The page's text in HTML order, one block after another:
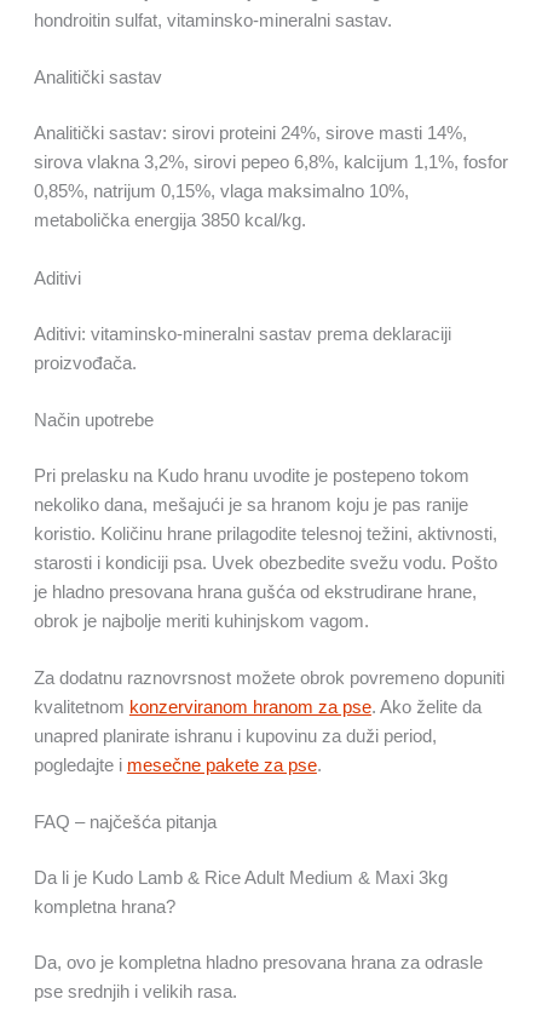
hondroitin sulfat, vitaminsko-mineralni sastav.
Analitički sastav
Analitički sastav: sirovi proteini 24%, sirove masti 14%,
sirova vlakna 3,2%, sirovi pepeo 6,8%, kalcijum 1,1%, fosfor
0,85%, natrijum 0,15%, vlaga maksimalno 10%,
metabolička energija 3850 kcal/kg.
Aditivi
Aditivi: vitaminsko-mineralni sastav prema deklaraciji
proizvođača.
Način upotrebe
Pri prelasku na Kudo hranu uvodite je postepeno tokom
nekoliko dana, mešajući je sa hranom koju je pas ranije
koristio. Količinu hrane prilagodite telesnoj težini, aktivnosti,
starosti i kondiciji psa. Uvek obezbedite svežu vodu. Pošto
je hladno presovana hrana gušća od ekstrudirane hrane,
obrok je najbolje meriti kuhinjskom vagom.
Za dodatnu raznovrsnost možete obrok povremeno dopuniti
kvalitetnom konzerviranom hranom za pse. Ako želite da
unapred planirate ishranu i kupovinu za duži period,
pogledajte i mesečne pakete za pse.
FAQ – najčešća pitanja
Da li je Kudo Lamb & Rice Adult Medium & Maxi 3kg
kompletna hrana?
Da, ovo je kompletna hladno presovana hrana za odrasle
pse srednjih i velikih rasa.